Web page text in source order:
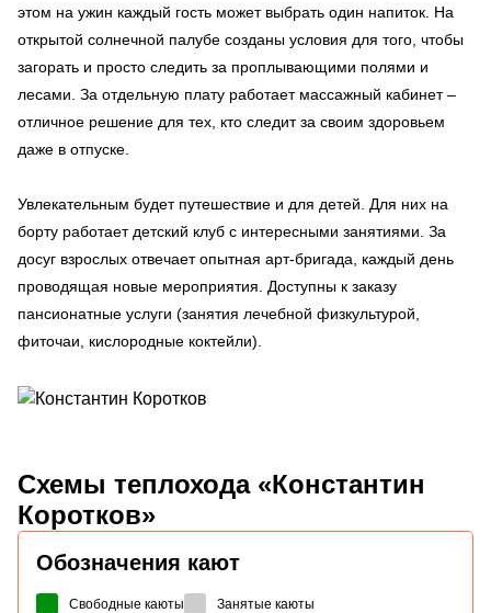
этом на ужин каждый гость может выбрать один напиток. На
открытой солнечной палубе созданы условия для того, чтобы
загорать и просто следить за проплывающими полями и
лесами. За отдельную плату работает массажный кабинет –
отличное решение для тех, кто следит за своим здоровьем
даже в отпуске.
Увлекательным будет путешествие и для детей. Для них на
борту работает детский клуб с интересными занятиями. За
досуг взрослых отвечает опытная арт-бригада, каждый день
проводящая новые мероприятия. Доступны к заказу
пансионатные услуги (занятия лечебной физкультурой,
фиточаи, кислородные коктейли).
Схемы теплохода «Константин
Коротков»
Обозначения кают
Свободные каюты Занятые каюты